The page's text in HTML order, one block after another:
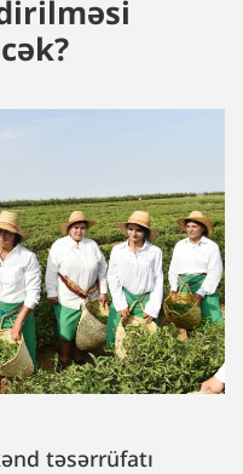
təsərrüfatı